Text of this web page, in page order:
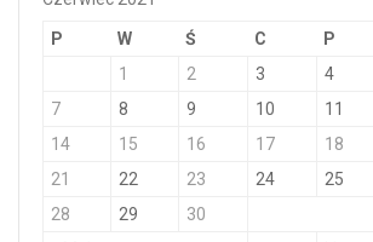
P W Ś C P
1 2 3 4
7
8 9 10 11
14
15 16 17 18
21
22 23 24 25
28
29 30